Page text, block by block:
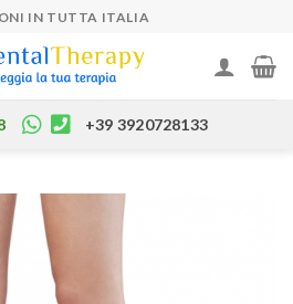
IN TUTTA ITALIA
+39 3920728133